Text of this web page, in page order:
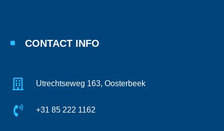
CONTACT INFO
Utrechtseweg 163, Oosterbeek
+31 85 222 1162